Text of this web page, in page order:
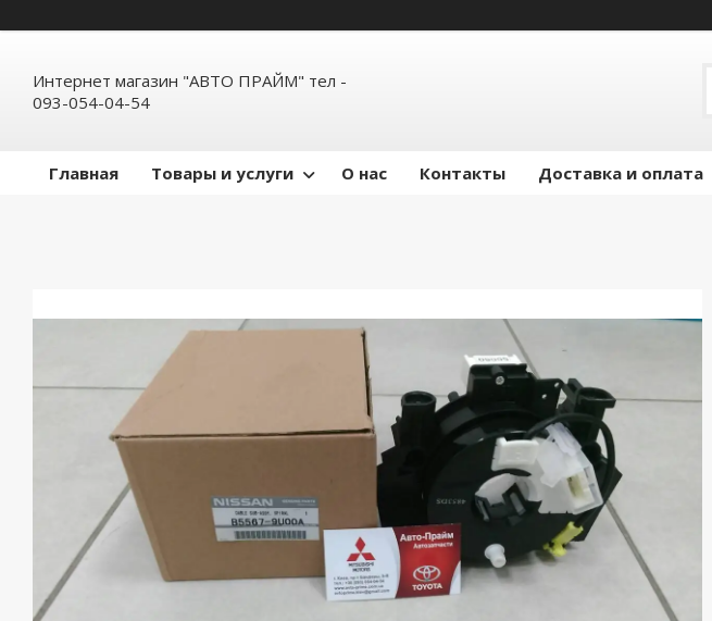
Интернет магазин "АВТО ПРАЙМ" тел -
093-054-04-54
Главная Товары и услуги О нас Контакты Доставка и оплата